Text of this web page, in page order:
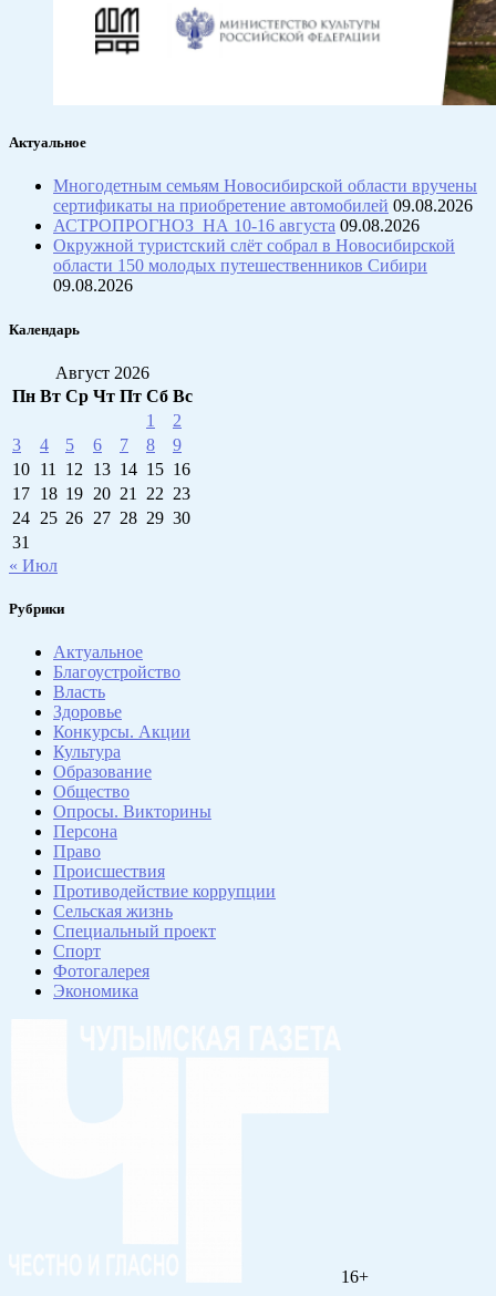
Актуальное
Многодетным семьям Новосибирской области вручены
сертификаты на приобретение автомобилей 09.08.2026
АСТРОПРОГНОЗ НА 10-16 августа 09.08.2026
Окружной туристский слёт собрал в Новосибирской
области 150 молодых путешественников Сибири
09.08.2026
Календарь
Август 2026
Пн Вт Ср Чт Пт Сб Вс
1
2
3
4 5 6 7 8
9
10 11 12 13 14 15 16
17 18 19 20 21 22 23
24 25 26 27 28 29 30
31
« Июл
Рубрики
Актуальное
Благоустройство
Власть
Здоровье
Конкурсы. Акции
Культура
Образование
Общество
Опросы. Викторины
Персона
Право
Происшествия
Противодействие коррупции
Сельская жизнь
Специальный проект
Спорт
Фотогалерея
Экономика
16+